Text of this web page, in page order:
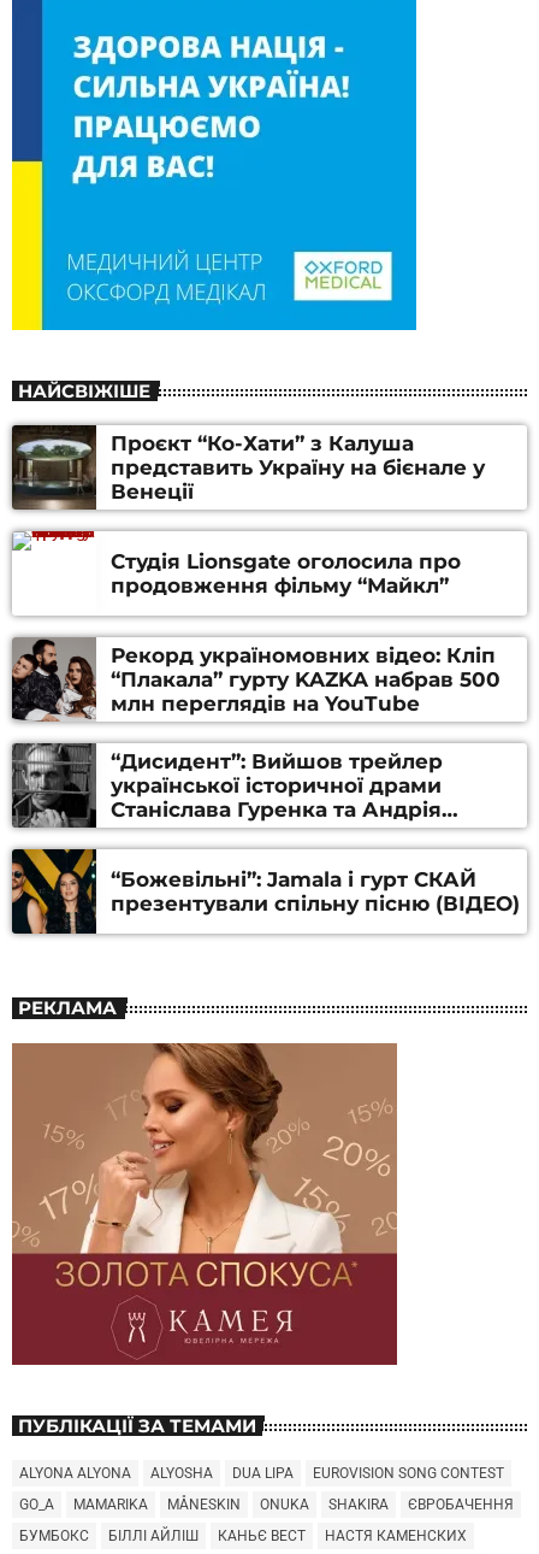
НАЙСВІЖІШЕ
Проєкт “Ко-Хати” з Калуша
представить Україну на бієнале у
Венеції
Студія Lionsgate оголосила про
продовження фільму “Майкл”
Рекорд україномовних відео: Кліп
“Плакала” гурту KAZKA набрав 500
млн переглядів на YouTube
“Дисидент”: Вийшов трейлер
української історичної драми
Станіслава Гуренка та Андрія
Алфьорова (ВІДЕО)
“Божевільні”: Jamala і гурт СКАЙ
презентували спільну пісню (ВІДЕО)
РЕКЛАМА
ПУБЛІКАЦІЇ ЗА ТЕМАМИ
ALYONA ALYONA ALYOSHA DUA LIPA
EUROVISION SONG CONTEST
GO_A
MAMARIKA MÅNESKIN ONUKA SHAKIRA
ЄВРОБАЧЕННЯ
БУМБОКС
БІЛЛІ АЙЛІШ КАНЬЄ ВЕСТ
НАСТЯ КАМЕНСКИХ